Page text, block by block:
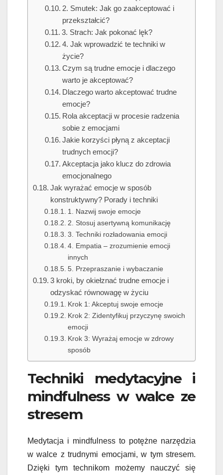
2. Smutek: Jak go zaakceptować i
przekształcić?
3. Strach: Jak pokonać lęk?
4. Jak wprowadzić te techniki w
życie?
Czym są trudne emocje i dlaczego
warto je akceptować?
Dlaczego warto akceptować trudne
emocje?
Rola akceptacji w procesie radzenia
sobie z emocjami
Jakie korzyści płyną z akceptacji
trudnych emocji?
Akceptacja jako klucz do zdrowia
emocjonalnego
Jak wyrażać emocje w sposób
konstruktywny? Porady i techniki
1. Nazwij swoje emocje
2. Stosuj asertywną komunikację
3. Techniki rozładowania emocji
4. Empatia – zrozumienie emocji
innych
5. Przepraszanie i wybaczanie
3 kroki, by okiełznać trudne emocje i
odzyskać równowagę w życiu
Krok 1: Akceptuj swoje emocje
Krok 2: Zidentyfikuj przyczynę swoich
emocji
Krok 3: Wyrażaj emocje w zdrowy
sposób
Techniki medytacyjne i
mindfulness w walce ze
stresem
Medytacja i mindfulness to potężne narzędzia
w walce z trudnymi emocjami, w tym stresem.
Dzięki tym technikom możemy nauczyć się